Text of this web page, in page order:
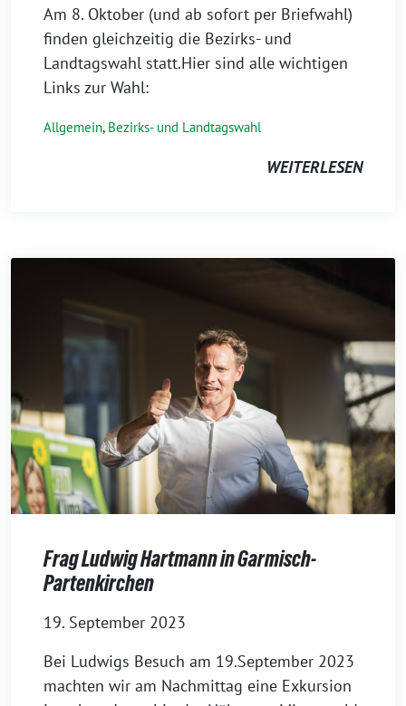
Am 8. Oktober (und ab sofort per Briefwahl)
finden gleichzeitig die Bezirks- und
Landtagswahl statt.Hier sind alle wichtigen
Links zur Wahl:
Allgemein, Bezirks- und Landtagswahl
WEITERLESEN
Frag Ludwig Hartmann in Garmisch-
Partenkirchen
19. September 2023
Bei Ludwigs Besuch am 19.September 2023
machten wir am Nachmittag eine Exkursion